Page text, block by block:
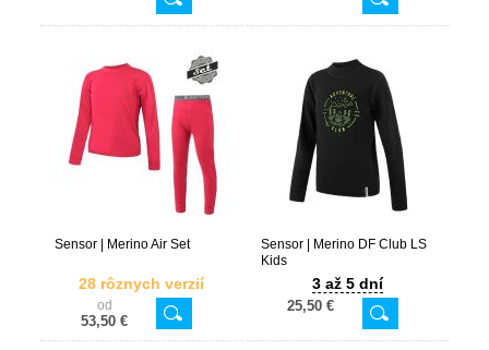
Sensor | Merino Air Set
28 rôznych verzií
od
53,50 €
Sensor | Merino DF Club LS
Kids
3 až 5 dní
25,50 €